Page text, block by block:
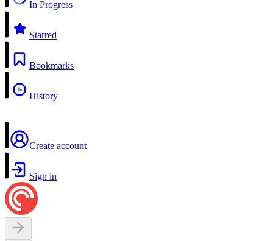
In Progress
Starred
Bookmarks
History
Create account
Sign in